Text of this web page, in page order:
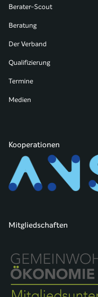
Berater-Scout
Beratung
Der Verband
Qualifizierung
Termine
Medien
Kooperationen
Mitgliedschaften